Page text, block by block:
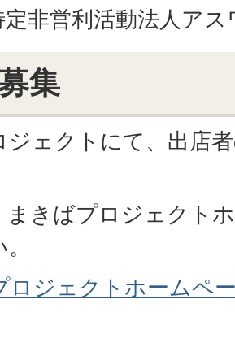
定非営利活動法人アス
集
ジェクトにて、出店
まきばプロジェクト
ロジェクトホームペ